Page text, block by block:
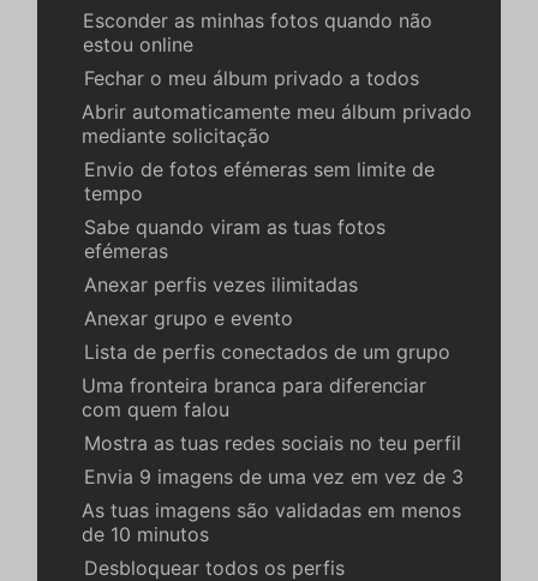
Esconder as minhas fotos quando não
estou online
Fechar o meu álbum privado a todos
Abrir automaticamente meu álbum privado
mediante solicitação
Envio de fotos efémeras sem limite de
tempo
Sabe quando viram as tuas fotos
efémeras
Anexar perfis vezes ilimitadas
Anexar grupo e evento
Lista de perfis conectados de um grupo
Uma fronteira branca para diferenciar
com quem falou
Mostra as tuas redes sociais no teu perfil
Envia 9 imagens de uma vez em vez de 3
As tuas imagens são validadas em menos
de 10 minutos
Desbloquear todos os perfis